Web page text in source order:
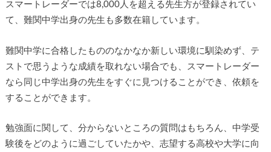
スマートレーダーでは8,000人を超える先生方が登録されてい
て、難関中学出身の先生も多数在籍しています。
難関中学に合格したもののなかなか新しい環境に馴染めず、テ
ストで思うような成績を取れない場合でも、スマートレーダー
なら同じ中学出身の先生をすぐに見つけることができ、依頼を
することができます。
勉強面に関して、分からないところの質問はもちろん、中学受
験後をどのように過ごしていたかや、志望する高校や大学に向